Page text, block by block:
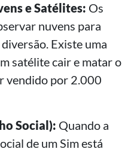
e Satélites: Os
nuvens para
Existe uma
satélite cair e matar o
vendido por 2.000
Social): Quando a
de um Sim está